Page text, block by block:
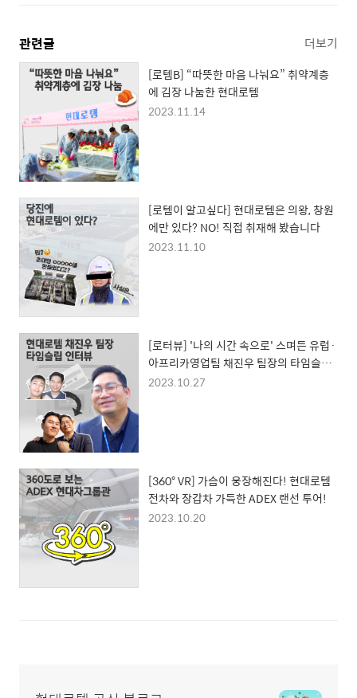
관련글 더보기
[로템B] “따뜻한 마음 나눠요” 취약계층
에 김장 나눔한 현대로템
2023.11.14
[로템이 알고싶다] 현대로템은 의왕, 창원
에만 있다? NO! 직접 취재해 봤습니다
2023.11.10
[로터뷰] '나의 시간 속으로' 스며든 유럽·
아프리카영업팀 채진우 팀장의 타임슬립
직무 인터뷰
2023.10.27
[360° VR] 가슴이 웅장해진다! 현대로템
전차와 장갑차 가득한 ADEX 랜선 투어!
2023.10.20